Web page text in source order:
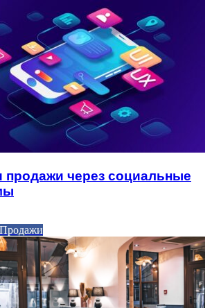
продажи через социальные